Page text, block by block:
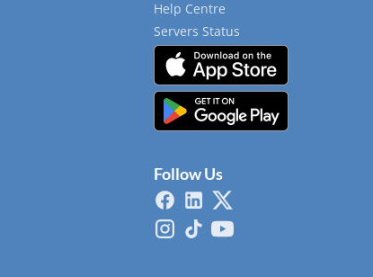
Help Centre
Servers Status
Follow Us